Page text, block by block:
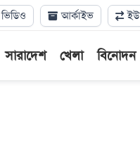
ভিডিও আর্কাইভ
সারাদেশ খেলা বিনোদন